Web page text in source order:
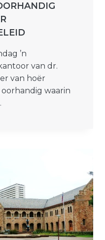
’n
van dr.
van hoër
waarin